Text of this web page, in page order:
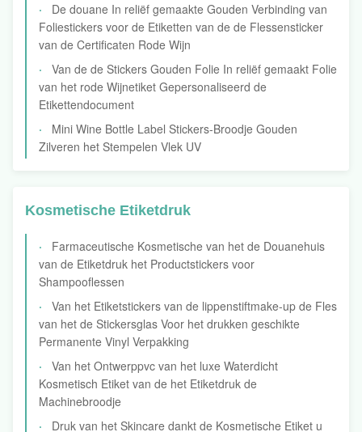
De douane In reliëf gemaakte Gouden Verbinding van
Foliestickers voor de Etiketten van de de Flessensticker
van de Certificaten Rode Wijn
Van de de Stickers Gouden Folie In reliëf gemaakt Folie
van het rode Wijnetiket Gepersonaliseerd de
Etikettendocument
Mini Wine Bottle Label Stickers-Broodje Gouden
Zilveren het Stempelen Vlek UV
Kosmetische Etiketdruk
Farmaceutische Kosmetische van het de Douanehuis
van de Etiketdruk het Productstickers voor
Shampooflessen
Van het Etiketstickers van de lippenstiftmake-up de Fles
van het de Stickersglas Voor het drukken geschikte
Permanente Vinyl Verpakking
Van het Ontwerppvc van het luxe Waterdicht
Kosmetisch Etiket van de het Etiketdruk de
Machinebroodje
Druk van het Skincare dankt de Kosmetische Etiket u